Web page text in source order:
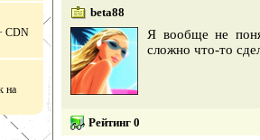
CDN
на
beta88
Я вообще не
сложно что-то
Рейтинг 0